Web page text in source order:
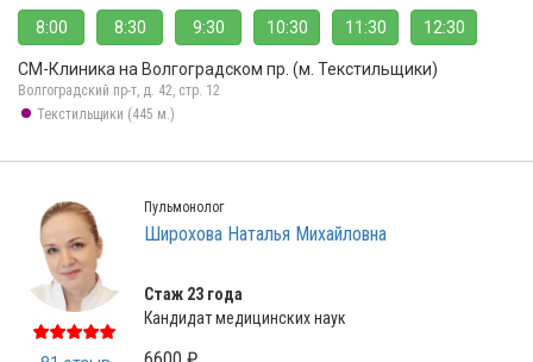
8:00 8:30 9:30 10:30 11:30 12:30
СМ-Клиника на Волгоградском пр. (м. Текстильщики)
Волгоградский пр-т, д. 42, стр. 12
Текстильщики (445 м.)
Пульмонолог
Широхова Наталья Михайловна
Стаж 23 года
Кандидат медицинских наук